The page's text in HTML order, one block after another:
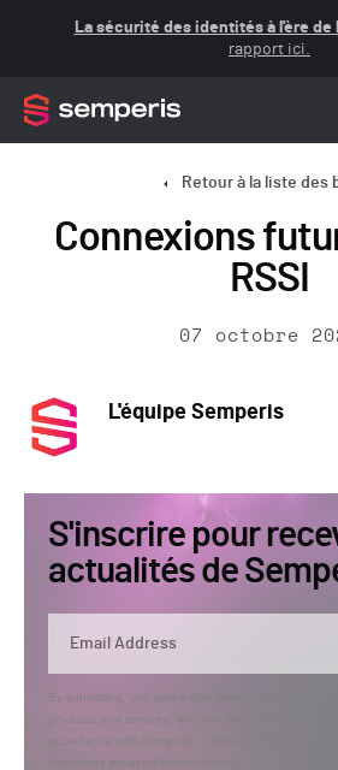
La sécurité des identités à l'ère de
rapport ici.
Retour à la liste des
Connexions
RSSI
07 octobre
L'équipe Semperis
S'inscrire pour
actualités de
By submitting, you agree that Semperis may send
products and services, and use and process your
accordance with Semperis’
contacting privacy@semperis.com.